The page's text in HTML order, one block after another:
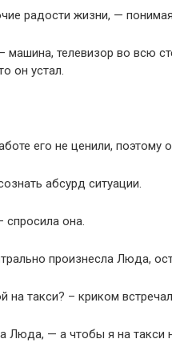
радости жизни, —
телевизор во всю
он устал.
его не ценили, поэтому
абсурд ситуации.
она.
произнесла Люда,
такси? – криком
Люда, — а чтобы я на такси